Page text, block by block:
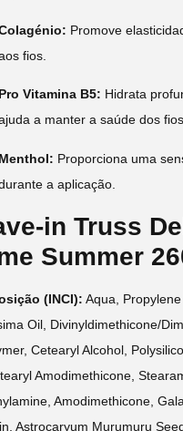
Promove
fios.
Pro Vitamina B5: Hidrata
a manter a saúde dos fios.
Menthol: Proporciona uma
a aplicação.
in Truss
Summer
(INCI): Aqua,
Oil, Divinyldimethicone/
Cetearyl Alcohol,
Amodimethicone,
Amodimethicone,
Astrocaryum Murumuru